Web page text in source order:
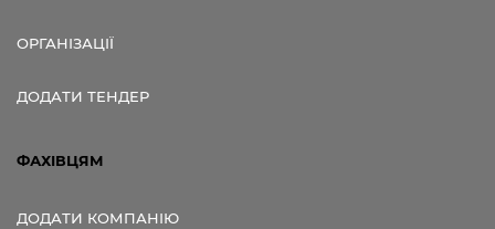
ОРГАНІЗАЦІЇ
ДОДАТИ ТЕНДЕР
ФАХІВЦЯМ
ДОДАТИ КОМПАНІЮ